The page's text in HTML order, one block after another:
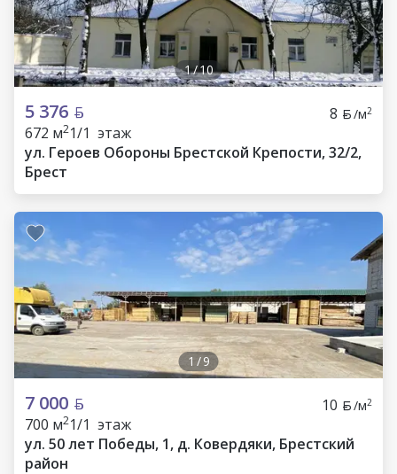
1/10
5 376 8 /м2
672 м21/1 этаж
ул. Героев Обороны Брестской Крепости, 32/2,
Брест
1 /9
7 000 10 /м2
700 м21/1 этаж
ул. 50 лет Победы, 1, д. Ковердяки, Брестский
район